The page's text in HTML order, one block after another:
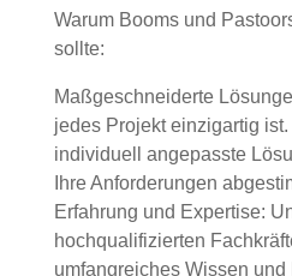
Warum Booms und
sollte:
Maßgeschneiderte
jedes Projekt einzigartig
individuell angepasste
Ihre Anforderungen
Erfahrung und Expertise:
hochqualifizierten
umfangreiches Wissen